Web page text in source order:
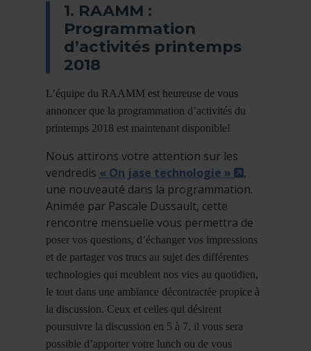
1. RAAMM :
Programmation
d’activités printemps
2018
L’équipe du RAAMM est heureuse de vous
annoncer que la programmation d’activités du
printemps 2018 est maintenant disponible!
Nous attirons votre attention sur les
vendredis « On jase technologie » - Cet
,
une nouveauté dans la programmation.
Animée par Pascale Dussault, cette
rencontre mensuelle vous permettra de
poser vos questions, d’échanger vos impressions
et de partager vos trucs au sujet des différentes
technologies qui meublent nos vies au quotidien,
le tout dans une ambiance décontractée propice à
la discussion. Ceux et celles qui désirent
poursuivre la discussion en 5 à 7, il vous sera
possible d’apporter votre lunch ou de vous